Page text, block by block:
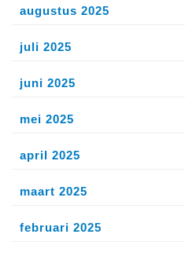
augustus 2025
juli 2025
juni 2025
mei 2025
april 2025
maart 2025
februari 2025